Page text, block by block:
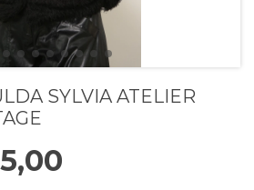
SYLVIA ATELIER